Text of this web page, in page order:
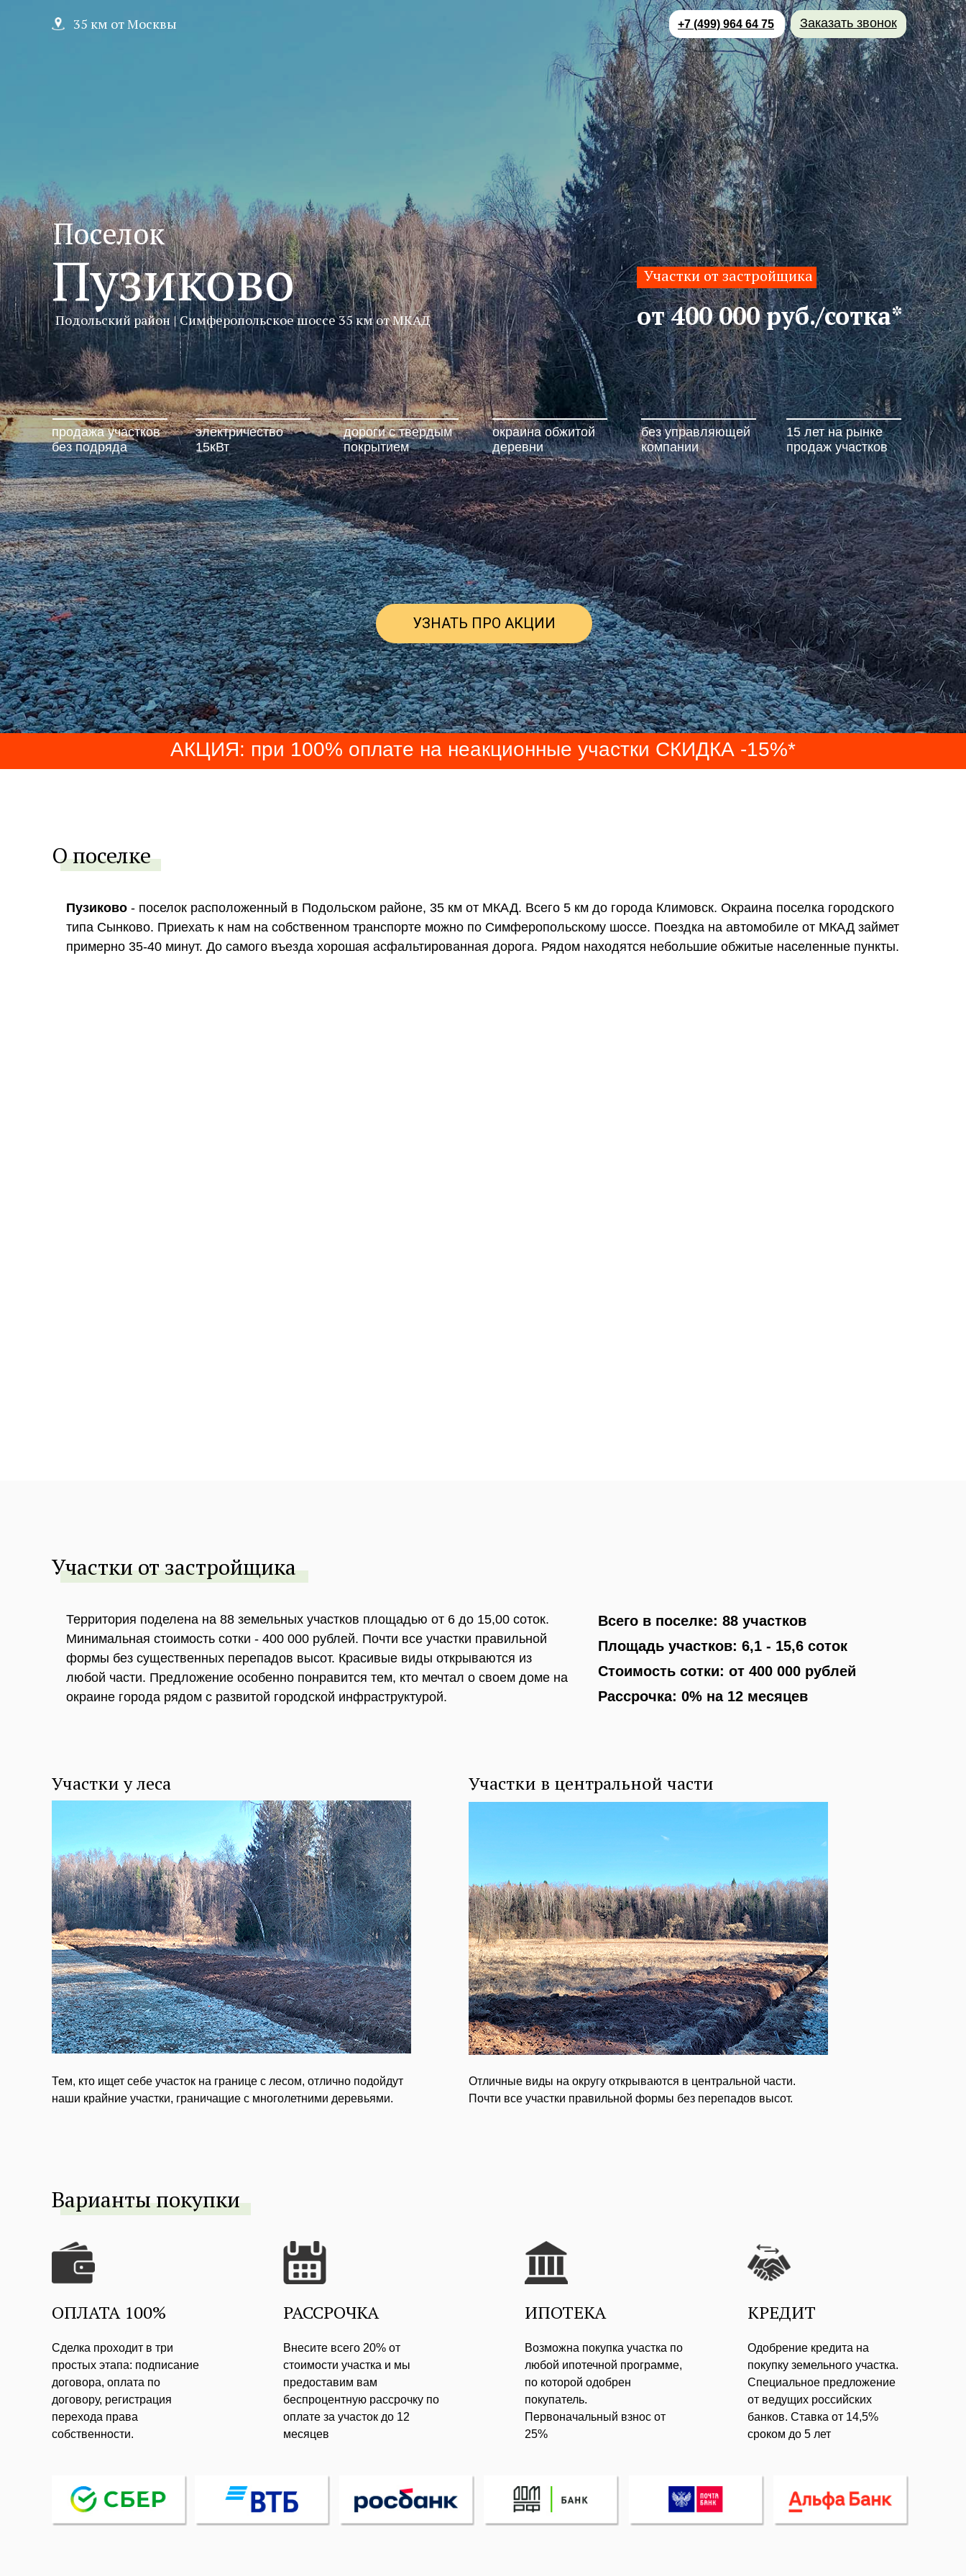
+7 (499) 964 64 75 Заказать звонок
35 км от Москвы
Подольский район | Симферопольское шоссе 35 км от МКАД
Участки от застройщика
Пузиково
Поселок
от 400 000 руб./сотка*
продажа участков
без подряда
электричество
15кВт
дороги с твердым
покрытием
окраина обжитой
деревни
без управляющей
компании
15 лет на рынке
продаж участков
УЗНАТЬ ПРО АКЦИИ
АКЦИЯ: при 100% оплате на неакционные участки СКИДКА -15%*
О поселке
Пузиково - поселок расположенный в Подольском районе, 35 км от МКАД. Всего 5 км до города Климовск. Окраина поселка городского
типа Сынково. Приехать к нам на собственном транспорте можно по Симферопольскому шоссе. Поездка на автомобиле от МКАД займет
примерно 35-40 минут. До самого въезда хорошая асфальтированная дорога. Рядом находятся небольшие обжитые населенные пункты.
Участки от застройщика
Территория поделена на 88 земельных участков площадью от 6 до 15,00 соток.
Минимальная стоимость сотки - 400 000 рублей. Почти все участки правильной
формы без существенных перепадов высот. Красивые виды открываются из
любой части. Предложение особенно понравится тем, кто мечтал о своем доме на
окраине города рядом с развитой городской инфраструктурой.
Всего в поселке: 88 участков
Площадь участков: 6,1 - 15,6 соток
Стоимость сотки: от 400 000 рублей
Рассрочка: 0% на 12 месяцев
Участки у леса
Тем, кто ищет себе участок на границе с лесом, отлично подойдут
наши крайние участки, граничащие с многолетними деревьями.
Участки в центральной части
Отличные виды на округу открываются в центральной части.
Почти все участки правильной формы без перепадов высот.
Варианты покупки
Сделка проходит в три
простых этапа: подписание
договора, оплата по
договору, регистрация
перехода права
собственности.
ОПЛАТА 100% РАССРОЧКА
Внесите всего 20% от
стоимости участка и мы
предоставим вам
беспроцентную рассрочку по
оплате за участок до 12
месяцев
ИПОТЕКА
Возможна покупка участка по
любой ипотечной программе,
по которой одобрен
покупатель.
Первоначальный взнос от
25%
Одобрение кредита на
покупку земельного участка.
Специальное предложение
от ведущих российских
банков. Ставка от 14,5%
сроком до 5 лет
КРЕДИТ